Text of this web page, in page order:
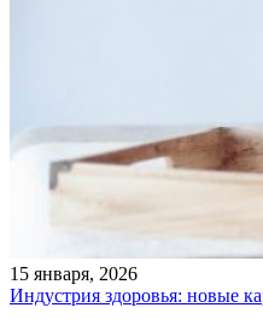
15 января, 2026
Индустрия здоровья: новые